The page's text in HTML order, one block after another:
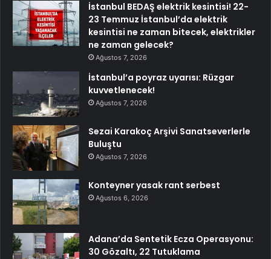
İstanbul BEDAŞ elektrik kesintisi! 22-
23 Temmuz İstanbul’da elektrik
kesintisi ne zaman bitecek, elektrikler
ne zaman gelecek?
Ağustos 7, 2026
İstanbul’a poyraz uyarısı: Rüzgar
kuvvetlenecek!
Ağustos 7, 2026
Sezai Karakoç Arşivi Sanatseverlerle
Buluştu
Ağustos 7, 2026
Konteyner yasak rant serbest
Ağustos 6, 2026
Adana’da Sentetik Ecza Operasyonu:
30 Gözaltı, 22 Tutuklama